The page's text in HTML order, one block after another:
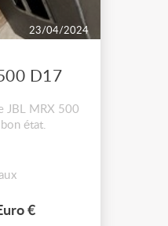
23/04/2024
D17
JBL MRX 500
état.
€